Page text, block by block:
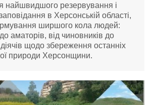
найшвидшого резервування і
в Херсонській області,
ширшого кола людей:
аматорів, від чиновників до
щодо збереження останніх
природи Херсонщини.